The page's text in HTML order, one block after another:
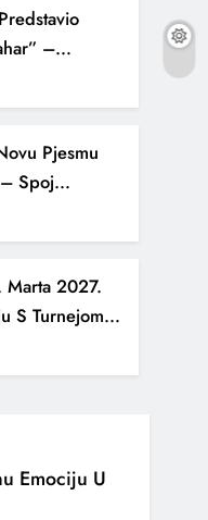
–
Ljubavi Koja
Pjesmu
Spoj
I Francuskog
Marta 2027.
S Turnejom
Emociju U